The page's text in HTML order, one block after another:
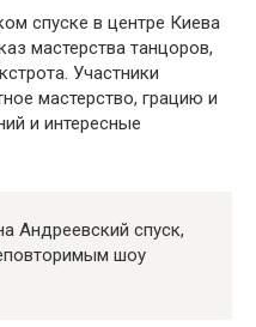
спуске в центре Киева
мастерства танцоров,
Участники
мастерство, грацию и
и интересные
Андреевский спуск,
шоу